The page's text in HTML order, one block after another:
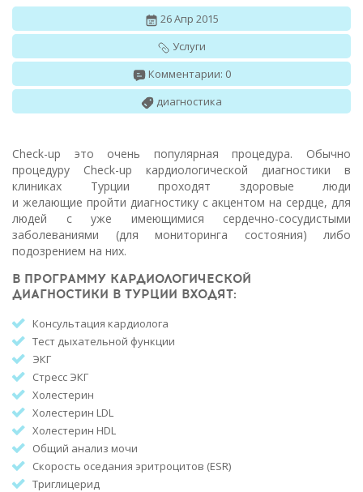
26 Апр 2015
Услуги
Комментарии: 0
диагностика
Check-up это очень популярная процедура. Обычно
процедуру Check-up кардиологической диагностики в
клиниках Турции проходят здоровые люди
и желающие пройти диагностику с акцентом на сердце, для
людей с уже имеющимися сердечно-сосудистыми
заболеваниями (для мониторинга состояния) либо
подозрением на них.
В ПРОГРАММУ КАРДИОЛОГИЧЕСКОЙ
ДИАГНОСТИКИ В ТУРЦИИ ВХОДЯТ:
Консультация кардиолога
Тест дыхательной функции
ЭКГ
Стресс ЭКГ
Холестерин
Холестерин LDL
Холестерин HDL
Общий анализ мочи
Скорость оседания эритроцитов (ESR)
Триглицерид